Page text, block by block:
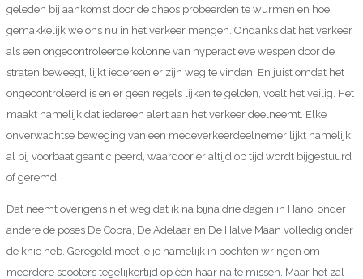
geleden bij aankomst door de chaos probeerden te wurmen en hoe
gemakkelijk we ons nu in het verkeer mengen. Ondanks dat het verkeer
als een ongecontroleerde kolonne van hyperactieve wespen door de
straten beweegt, lijkt iedereen er zijn weg te vinden. En juist omdat het
ongecontroleerd is en er geen regels lijken te gelden, voelt het veilig. Het
maakt namelijk dat iedereen alert aan het verkeer deelneemt. Elke
onverwachtse beweging van een medeverkeerdeelnemer lijkt namelijk
al bij voorbaat geanticipeerd, waardoor er altijd op tijd wordt bijgestuurd
of geremd.
Dat neemt overigens niet weg dat ik na bijna drie dagen in Hanoi onder
andere de poses De Cobra, De Adelaar en De Halve Maan volledig onder
de knie heb. Geregeld moet je je namelijk in bochten wringen om
meerdere scooters tegelijkertijd op één haar na te missen. Maar het zal